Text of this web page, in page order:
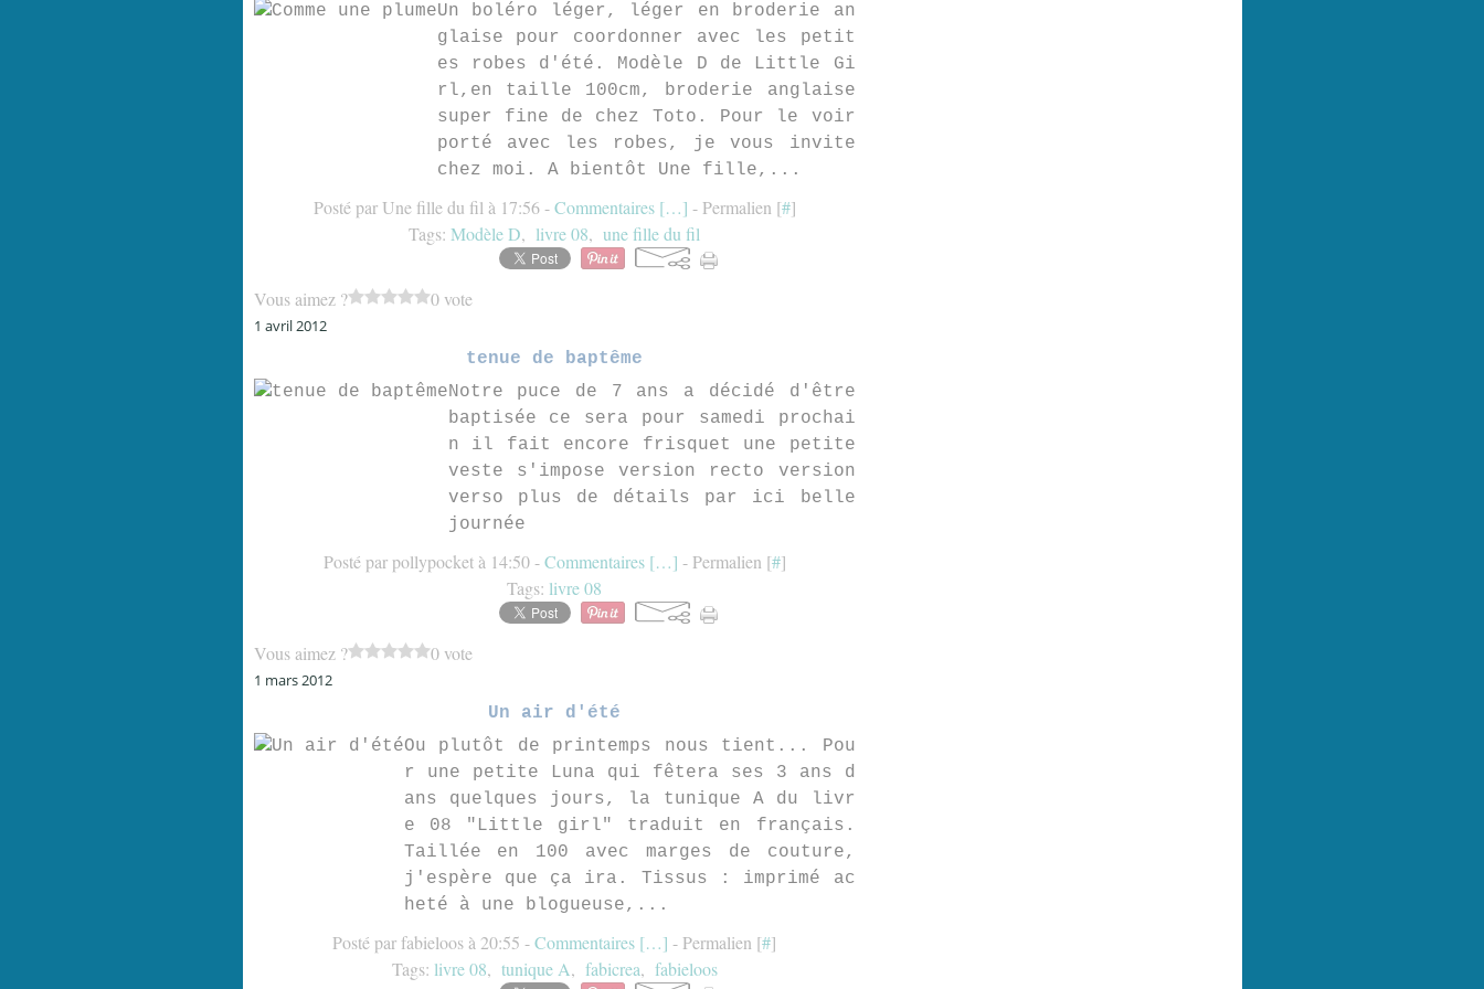
Un boléro léger, léger en broderie an
glaise pour coordonner avec les petit
es robes d'été. Modèle D de Little Gi
rl,en taille 100cm, broderie anglaise
super fine de chez Toto. Pour le voir
porté avec les robes, je vous invite
chez moi. A bientôt Une fille,...
Posté par Une fille du fil à 17:56 -Commentaires […] - Permalien [#]
Tags: Modèle D, livre 08, une fille du fil
Vous aimez ? 0 vote
1 avril 2012
tenue de baptême
Notre puce de 7 ans a décidé d'être
baptisée ce sera pour samedi prochai
n il fait encore frisquet une petite
veste s'impose version recto version
verso plus de détails par ici belle
journée
Posté par pollypocket à 14:50 -Commentaires […] - Permalien [#]
Tags: livre 08
Vous aimez ? 0 vote
1 mars 2012
Un air d'été
Ou plutôt de printemps nous tient... Pou
r une petite Luna qui fêtera ses 3 ans d
ans quelques jours, la tunique A du livr
e 08 "Little girl" traduit en français.
Taillée en 100 avec marges de couture,
j'espère que ça ira. Tissus : imprimé ac
heté à une blogueuse,...
Posté par fabieloos à 20:55 -Commentaires […] - Permalien [#]
Tags: livre 08, tunique A, fabicrea, fabieloos